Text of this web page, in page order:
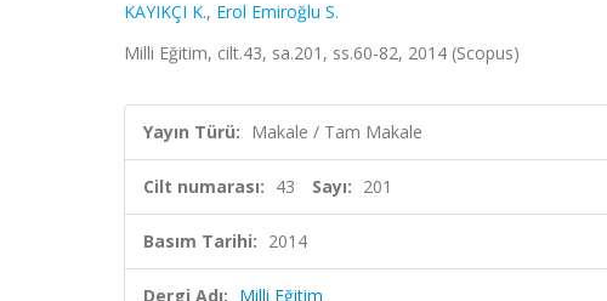
KAYIKÇI K., Erol Emiroğlu S.
Milli Eğitim, cilt.43, sa.201, ss.60-82, 2014 (Scopus)
Yayın Türü: Makale / Tam Makale
Cilt numarası: 43 Sayı: 201
Basım Tarihi: 2014
Dergi Adı: Milli Eğitim